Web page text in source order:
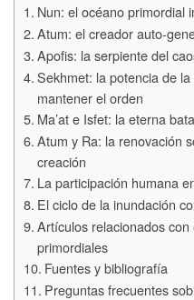
Nun: el océano primordial
Atum: el creador auto-
Apofis: la serpiente del
Sekhmet: la potencia de
mantener el orden
Ma’at e Isfet: la eterna
Atum y Ra: la renovación
creación
La participación humana
El ciclo de la inundación
Artículos relacionados
primordiales
Fuentes y bibliografía
Preguntas frecuentes